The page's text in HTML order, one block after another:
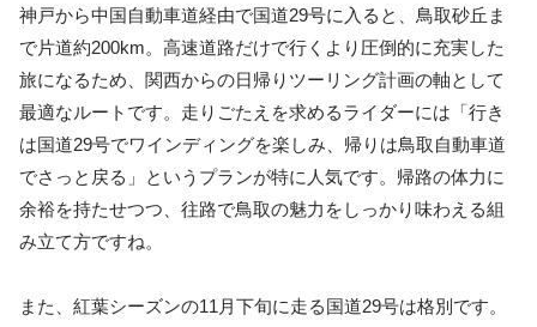
神戸から中国自動車道経由で国道29号に入ると、鳥取砂丘ま
で片道約200km。 高速道路だけで行くより圧倒的に充実した
旅になるため、関西からの日帰りツーリング計画の軸として
最適なルートです。走りごたえを求めるライダーには「行き
は国道29号でワインディングを楽しみ、帰りは鳥取自動車道
でさっと戻る」というプランが特に人気です。帰路の体力に
余裕を持たせつつ、往路で鳥取の魅力をしっかり味わえる組
み立て方ですね。
また、紅葉シーズンの11月下旬に走る国道29号は格別です。